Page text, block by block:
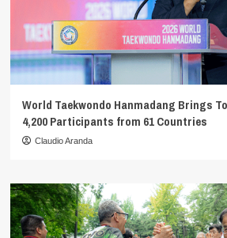
World Taekwondo Hanmadang Brings
4,200 Participants from 61 Countries
Claudio Aranda